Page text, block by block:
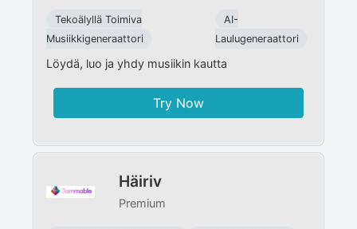
Tekoälyllä Toimiva
Musiikkigeneraattori
AI-
Laulugeneraattori
Löydä, luo ja yhdy musiikin kautta
Try Now
Häiriv
Premium